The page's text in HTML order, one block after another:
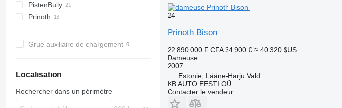
PistenBully
Prinoth
Leitwolf
Grue auxiliaire de chargement
Localisation
Rechercher dans un périmètre
24
Prinoth Bison
22 890 000 F CFA 34 900 € ≈ 40 320 $US
Dameuse
2007
Estonie, Lääne-Harju Vald
KB AUTO EESTI OÜ
Contacter le vendeur